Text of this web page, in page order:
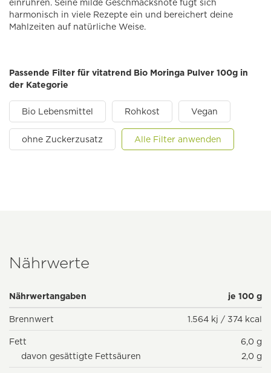
einrühren. Seine milde Geschmacksnote fügt sich
harmonisch in viele Rezepte ein und bereichert deine
Mahlzeiten auf natürliche Weise.
Passende Filter für vitatrend Bio Moringa Pulver 100g in
der Kategorie
Bio Lebensmittel Rohkost Vegan
ohne Zuckerzusatz Alle Filter anwenden
Nährwerte
Nährwertangaben je 100 g
Brennwert 1.564 kj / 374 kcal
Fett
6,0 g
davon gesättigte Fettsäuren
2,0 g